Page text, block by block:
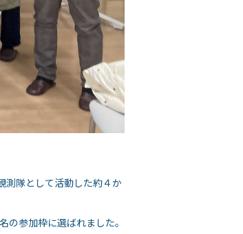
測隊として活動した約４か
参加枠に選ばれました。